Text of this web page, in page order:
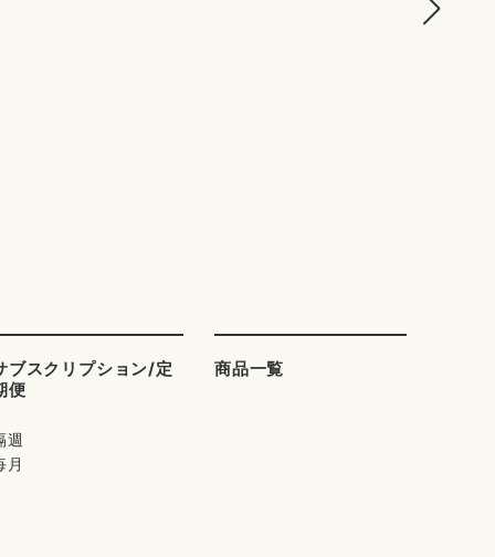
ブスクリプション/定
便
週
月
商品一覧